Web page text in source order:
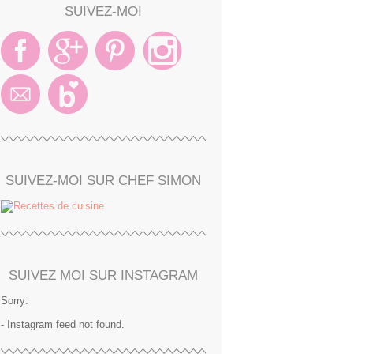
SUIVEZ-MOI
SUIVEZ-MOI SUR CHEF SIMON
SUIVEZ MOI SUR INSTAGRAM
Sorry:
- Instagram feed not found.